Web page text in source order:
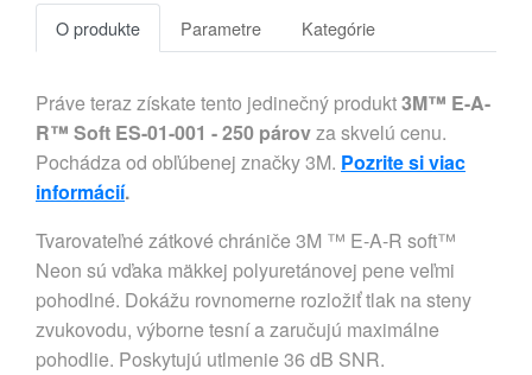
O produkte Parametre Kategórie
Práve teraz získate tento jedinečný produkt3M™ E-A-
R™ Soft ES-01-001 - 250 párovza skvelú cenu.
Pochádza od obľúbenej značky 3M. Pozrite si viac
informácií.
Tvarovateľné zátkové chrániče 3M ™ E-A-R soft™
Neon sú vďaka mäkkej polyuretánovej pene veľmi
pohodlné. Dokážu rovnomerne rozložiť tlak na steny
zvukovodu, výborne tesní a zaručujú maximálne
pohodlie. Poskytujú utlmenie 36 dB SNR.